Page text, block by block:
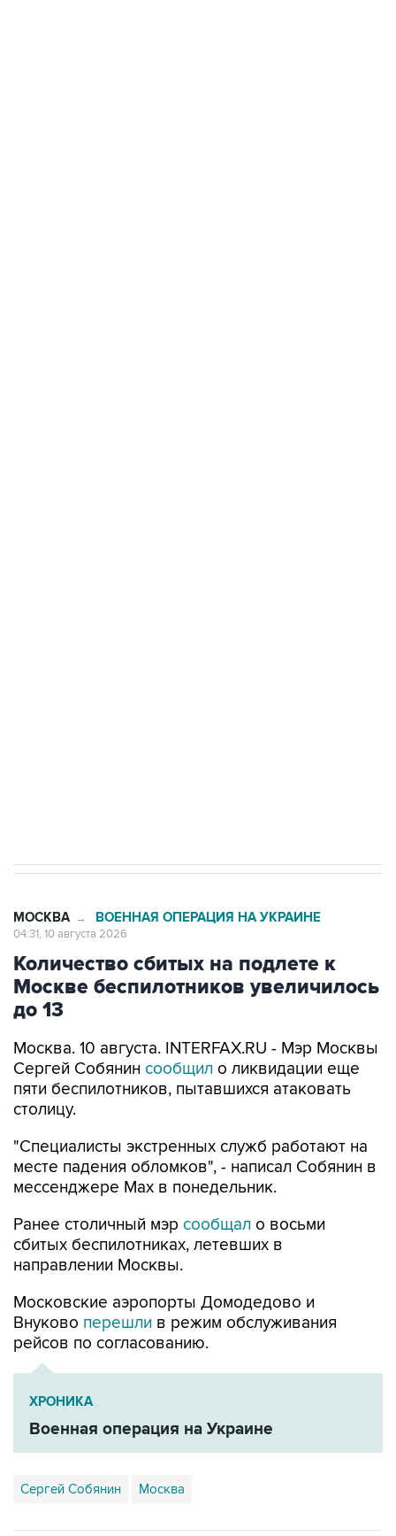
МОСКВА → ВОЕННАЯ ОПЕРАЦИЯ НА УКРАИНЕ
04:31, 10 августа 2026
Количество сбитых на подлете к
Москве беспилотников увеличилось
до 13
Москва. 10 августа. INTERFAX.RU - Мэр Москвы
Сергей Собянин сообщил о ликвидации еще
пяти беспилотников, пытавшихся атаковать
столицу.
"Специалисты экстренных служб работают на
месте падения обломков", - написал Собянин в
мессенджере Max в понедельник.
Ранее столичный мэр сообщал о восьми
сбитых беспилотниках, летевших в
направлении Москвы.
Московские аэропорты Домодедово и
Внуково перешли в режим обслуживания
рейсов по согласованию.
ХРОНИКА
Военная операция на Украине
Сергей Собянин Москва